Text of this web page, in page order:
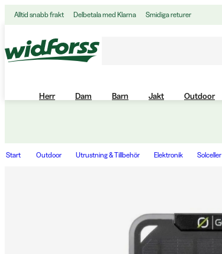
Alltid snabb frakt Delbetala med Klarna Smidiga returer
Herr Dam Barn Jakt Outdoor
Start Outdoor Utrustning & Tillbehör Elektronik Solceller